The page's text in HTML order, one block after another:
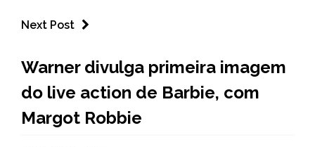
Next Post
Warner divulga primeira imagem
do live action de Barbie, com
Margot Robbie